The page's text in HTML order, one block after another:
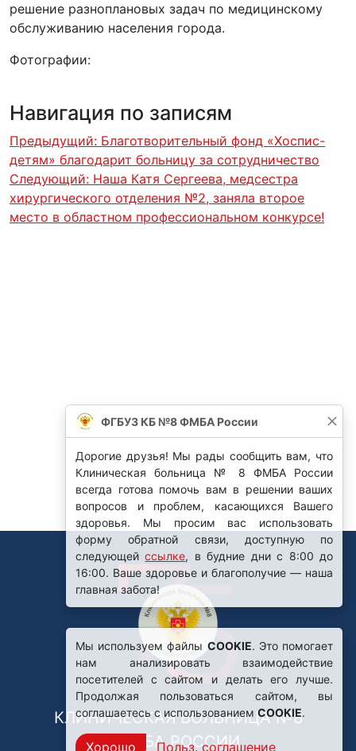
решение разноплановых задач по медицинскому
обслуживанию населения города.
Фотографии:
Навигация по записям
Предыдущий: Благотворительный фонд «Хоспис-
детям» благодарит больницу за сотрудничество
Следующий: Наша Катя Сергеева, медсестра
хирургического отделения №2, заняла второе
место в областном профессиональном конкурсе!
КЛИНИЧЕСКАЯ БОЛЬНИЦА №8
ФМБА РОССИИ
ФГБУЗ КБ №8 ФМБА России
Дорогие друзья! Мы рады сообщить вам, что
Клиническая больница № 8 ФМБА России
всегда готова помочь вам в решении ваших
вопросов и проблем, касающихся Вашего
здоровья. Мы просим вас использовать
форму обратной связи, доступную по
следующейссылке, в будние дни с 8:00 до
16:00. Ваше здоровье и благополучие — наша
главная забота!
Мы используем файлы COOKIE. Это помогает
нам анализировать взаимодействие
посетителей с сайтом и делать его лучше.
Продолжая пользоваться сайтом, вы
соглашаетесь с использованиемCOOKIE.
Хорошо Польз. соглашение